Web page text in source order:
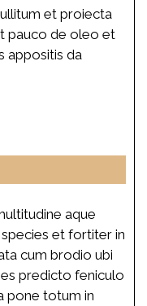
et proiecta
pauco de oleo et
appositis da
aque
et fortiter in
cum brodio ubi
predicto feniculo
pone totum in